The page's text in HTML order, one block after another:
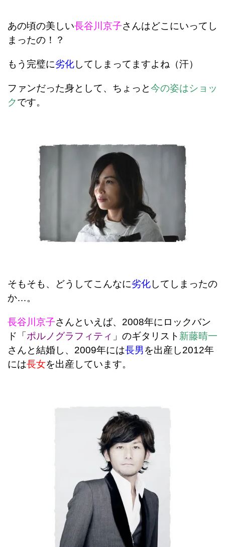
あの頃の美しい長谷川京子さんはどこにいってし
まったの！？
もう完璧に劣化してしまってますよね（汗）
ファンだった身として、ちょっと今の姿はショッ
クです。
そもそも、どうしてこんなに劣化してしまったの
か…。
長谷川京子さんといえば、2008年にロックバン
ド「 ポルノグラフィティ 」のギタリスト 新藤晴一
さんと結婚し、2009年には長男を出産し2012年
には長女を出産しています。